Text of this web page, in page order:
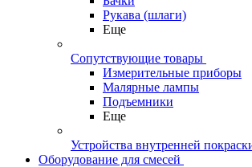
Рукава (шлаги)
Еще
Сопутствующие товары
Измерительные приборы
Малярные лампы
Подъемники
Еще
Устройства внутренней
Оборудование для смесей